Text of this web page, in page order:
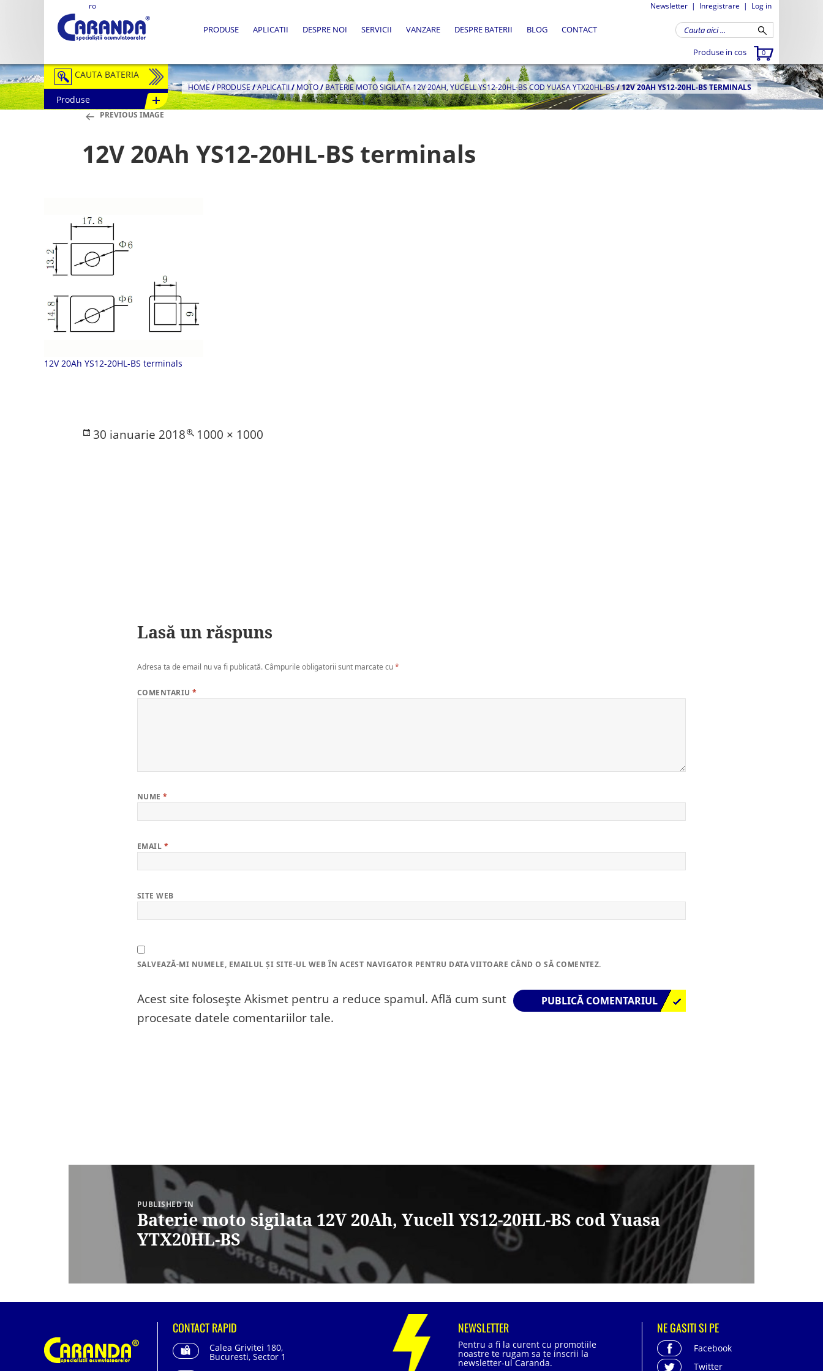
ro Newsletter | Inregistrare | Log in
Produse in cos 0
PRODUSE APLICATII DESPRE NOI SERVICII VANZARE DESPRE BATERII BLOG CONTACT
CAUTA BATERIA
Auto / Moto
Semitractiune
Accesorii Baterii
Fotovoltaice
Produse
HOME/PRODUSE /APLICATII/MOTO/BATERIE MOTO SIGILATA 12V 20AH, YUCELL YS12-20HL-BS COD YUASA YTX20HL-BS/12V 20AH YS12-20HL-BS TERMINALS
PREVIOUS IMAGE
12V 20Ah YS12-20HL-BS terminals
12V 20Ah YS12-20HL-BS terminals
Posted
30 ianuarie 2018
Full
1000 × 1000
Lasă un răspuns
Adresa ta de email nu va fi publicată.Câmpurile obligatorii sunt marcate cu*
COMENTARIU*
NUME*
EMAIL *
SITE WEB
SALVEAZĂ-MI NUMELE, EMAILUL ȘI SITE-UL WEB ÎN ACEST NAVIGATOR PENTRU DATA VIITOARE CÂND O SĂ COMENTEZ.
Acest site folosește Akismet pentru a reduce spamul. Află cum sunt
procesate datele comentariilor tale.
Navigare
PUBLISHED IN
Baterie moto sigilata 12V 20Ah, Yucell YS12-20HL-BS cod Yuasa
YTX20HL-BS
CONTACT RAPID
Calea Grivitei 180,
Bucuresti, Sector 1
NEWSLETTER
Pentru a fi la curent cu promotiile
noastre te rugam sa te inscrii la
newsletter-ul Caranda.
NE GASITI SI PE
Facebook
Twitter